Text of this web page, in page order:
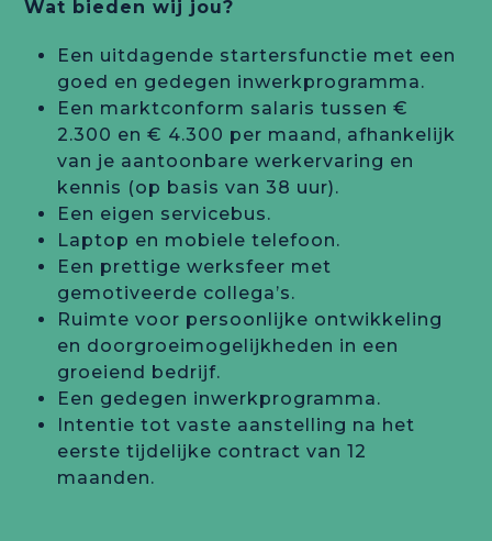
Wat bieden wij jou?
Een uitdagende startersfunctie met een
goed en gedegen inwerkprogramma.
Een marktconform salaris tussen €
2.300 en € 4.300 per maand, afhankelijk
van je aantoonbare werkervaring en
kennis (op basis van 38 uur).
Een eigen servicebus.
Laptop en mobiele telefoon.
Een prettige werksfeer met
gemotiveerde collega’s.
Ruimte voor persoonlijke ontwikkeling
en doorgroeimogelijkheden in een
groeiend bedrijf.
Een gedegen inwerkprogramma.
Intentie tot vaste aanstelling na het
eerste tijdelijke contract van 12
maanden.